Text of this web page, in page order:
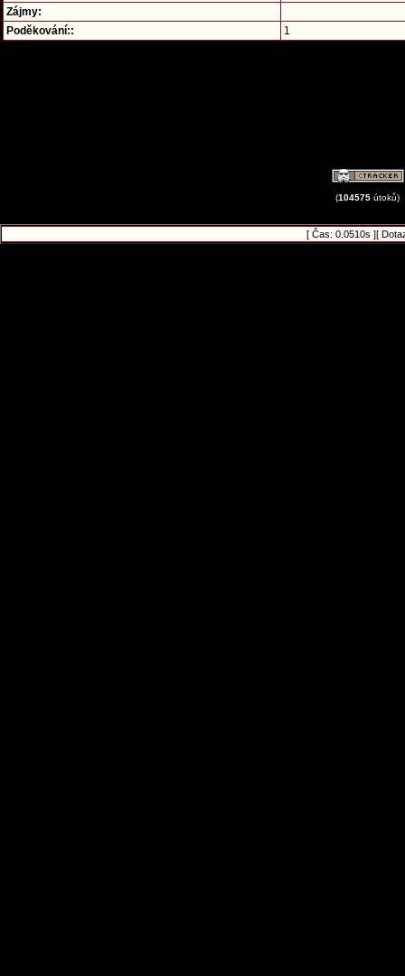
Zájmy:
Poděkování::
1
(104575 útoků)
[ Čas: 0.0510s ][